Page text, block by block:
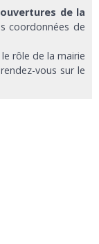
de la
coordonnées de
rôle de la mairie
vous sur le